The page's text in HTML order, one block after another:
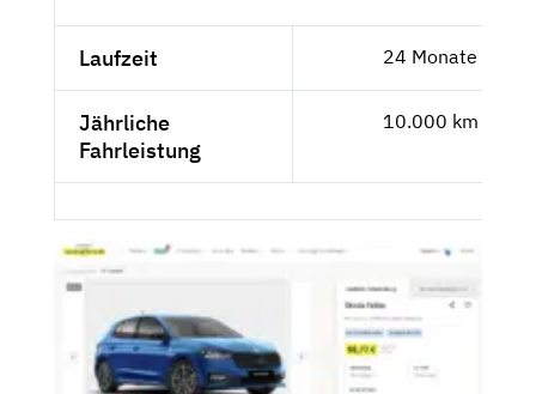
Laufzeit 24 Monate
Jährliche
Fahrleistung
10.000 km